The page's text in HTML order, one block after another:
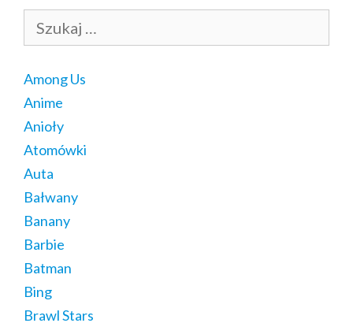
Among Us
Anime
Anioły
Atomówki
Auta
Bałwany
Banany
Barbie
Batman
Bing
Brawl Stars